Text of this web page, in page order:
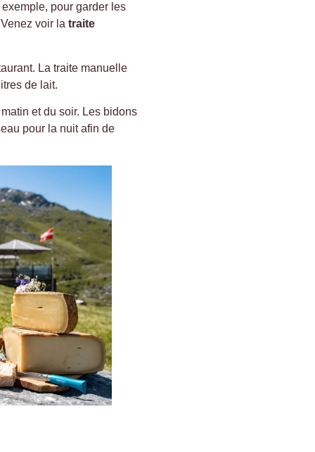
pour garder les
voir la traite
La traite manuelle
de lait.
et du soir. Les bidons
pour la nuit afin de